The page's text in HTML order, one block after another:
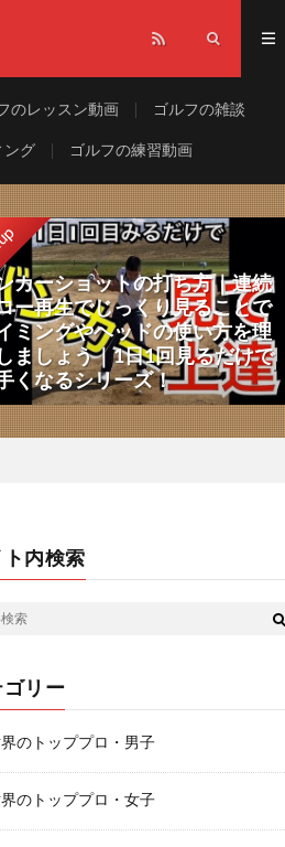
のレッスン動画 ゴルフの雑談
ング ゴルフの練習動画
カーショットの打ち方｜連続
ー再生でじっくり見ることで
ミングやヘッドの使い方を理
ましょう｜1日1回見るだけで
くなるシリーズ！
ト内検索
ゴリー
のトッププロ・男子
のトッププロ・女子